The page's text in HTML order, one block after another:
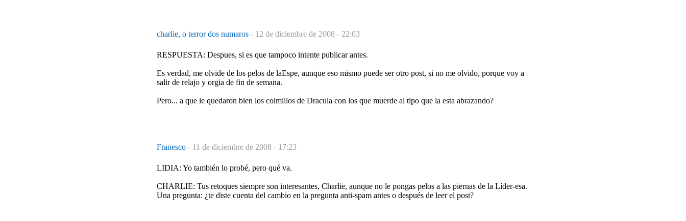
charlie, o terror dos numaros - 12 de diciembre de 2008 - 22:03
RESPUESTA: Despues, si es que tampoco intente publicar antes.
Es verdad, me olvide de los pelos de laEspe, aunque eso mismo puede ser otro post, si no me olvido, porque voy a
salir de relajo y orgia de fin de semana.
Pero... a que le quedaron bien los colmillos de Dracula con los que muerde al tipo que la esta abrazando?
Franesco - 11 de diciembre de 2008 - 17:23
LIDIA: Yo también lo probé, pero qué va.
CHARLIE: Tus retoques siempre son interesantes, Charlie, aunque no le pongas pelos a las piernas de la Líder-esa.
Una pregunta: ¿te diste cuenta del cambio en la pregunta anti-spam antes o después de leer el post?